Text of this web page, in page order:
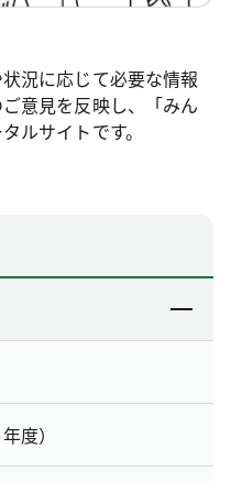
況に応じて必要な情報
意見を反映し、「みん
ルサイトです。
度）